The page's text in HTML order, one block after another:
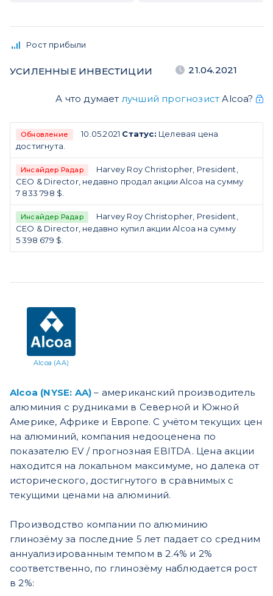
Рост прибыли
УСИЛЕННЫЕ ИНВЕСТИЦИИ 21.04.2021
А что думает лучший прогнозист Alcoa?
Обновление 10.05.2021 Статус: Целевая цена
достигнута.
Инсайдер Радар
Harvey Roy Christopher, President,
CEO & Director, недавно продал акции Alcoa на сумму
7 833 798 $.
Инсайдер Радар
Harvey Roy Christopher, President,
CEO & Director, недавно купил акции Alcoa на сумму
5 398 679 $.
Alcoa (AA)
Alcoa (NYSE: AA) – американский производитель
алюминия с рудниками в Северной и Южной
Америке, Африке и Европе. С учётом текущих цен
на алюминий, компания недооценена по
показателю EV / прогнозная EBITDA. Цена акции
находится на локальном максимуме, но далека от
исторического, достигнутого в сравнимых с
текущими ценами на алюминий.
Производство компании по алюминию
глинозёму за последние 5 лет падает со средним
аннуализированным темпом в 2.4% и 2%
соответственно, по глинозёму наблюдается рост
в 2%: